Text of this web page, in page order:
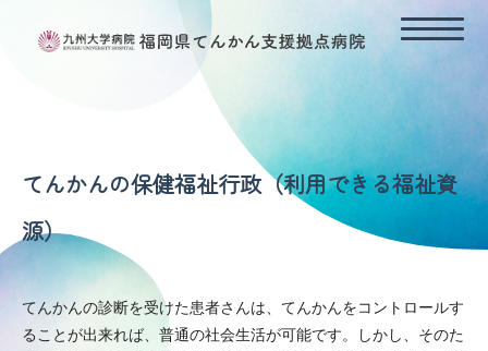
てんかん支援拠点病院の理念
てんかんの診断と治療
長時間ビデオ脳波モニタリング
てんかんの外科治療
てんかんの保健福祉行政（利用できる福祉資源）
各診療科連携と地域連携（外来予約）
てんかんの保健福祉行政（利用できる福祉資
源）
てんかんの診断を受けた患者さんは、てんかんをコントロールす
ることが出来れば、普通の社会生活が可能です。しかし、そのた